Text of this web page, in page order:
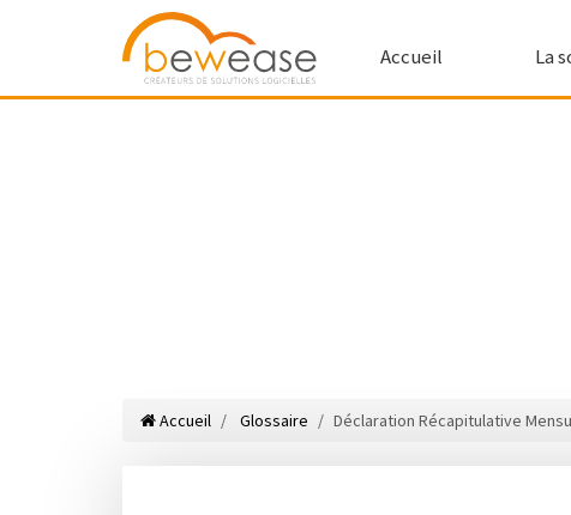
Accueil La
Accueil Glossaire Déclaration Récapitulative